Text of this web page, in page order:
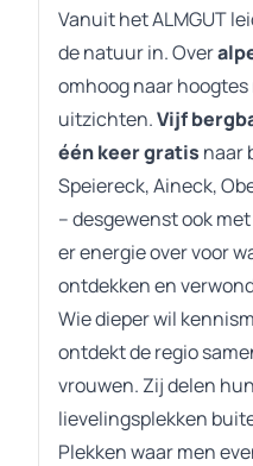
Vanuit het ALMGUT
de natuur in. Over
omhoog naar
uitzichten.Vijf
één keer gratis naar
Speiereck, Aineck,
– desgewenst ook
er energie over voor
ontdekken en
Wie dieper wil
ontdekt de regio
vrouwen. Zij delen
lievelingsplekken
Plekken waar men